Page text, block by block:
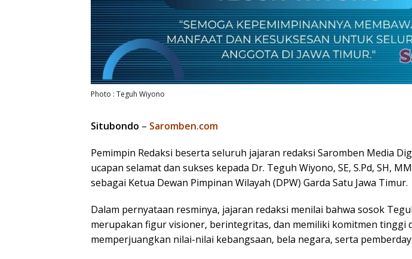
Photo : Teguh Wiyono
Situbondo – Saromben.com
Pemimpin Redaksi beserta seluruh jajaran redaksi Saromben Media
ucapan selamat dan sukses kepada Dr. Teguh Wiyono, SE, S.Pd, SH,
sebagai Ketua Dewan Pimpinan Wilayah (DPW) Garda Satu Jawa Timur.
Dalam pernyataan resminya, jajaran redaksi menilai bahwa sosok
merupakan figur visioner, berintegritas, dan memiliki komitmen tinggi
memperjuangkan nilai-nilai kebangsaan, bela negara, serta